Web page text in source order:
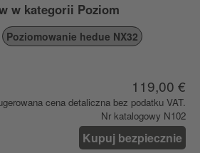
w kategorii Poziom
Poziomowanie hedue NX32
119,00 €
cena detaliczna bez podatku VAT.
Nr katalogowy N102
Kupuj bezpiecznie